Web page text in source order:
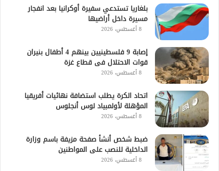
بلغاريا تستدعي سفيرة أوكرانيا بعد انفجار
مسيرة داخل أراضيها
8 أغسطس، 2026
إصابة 9 فلسطينيين بينهم 4 أطفال بنيران
قوات الاحتلال فى قطاع غزة
8 أغسطس، 2026
اتحاد الكرة يطلب استضافة نهائيات أفريقيا
المؤهلة لأولمبياد لوس أنجلوس
8 أغسطس، 2026
ضبط شخص أنشأ صفحة مزيفة باسم وزارة
الداخلية للنصب على المواطنين
8 أغسطس، 2026